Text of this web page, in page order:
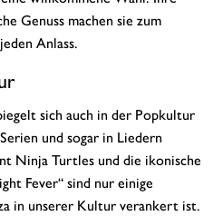
Genuss machen sie zum
Anlass.
sich auch in der Popkultur
und sogar in Liedern
Ninja Turtles und die ikonische
Fever“ sind nur einige
in unserer Kultur verankert ist.